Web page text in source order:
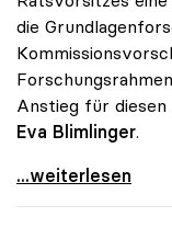
die
Anstieg für
Eva Blimlinger.
EU-Forschung:
...weiterlesen